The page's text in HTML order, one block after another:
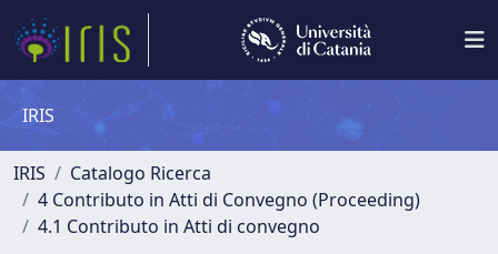
IRIS
IRIS
Catalogo Ricerca
4 Contributo in Atti di Convegno (Proceeding)
4.1 Contributo in Atti di convegno